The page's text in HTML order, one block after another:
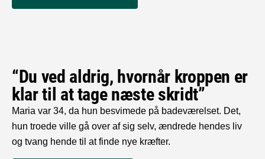
“Du ved aldrig, hvornår kroppen er
klar til at tage næste skridt”
Maria var 34, da hun besvimede på badeværelset. Det,
hun troede ville gå over af sig selv, ændrede hendes liv
og tvang hende til at finde nye kræfter.